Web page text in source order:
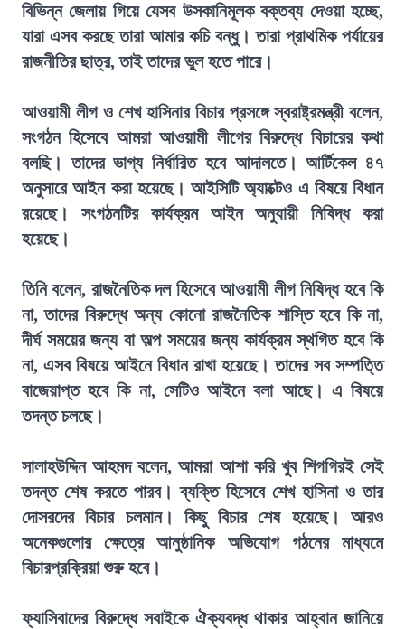
বিভিন্ন জেলায় গিয়ে যেসব উসকানিমূলক বক্তব্য দেওয়া হচ্ছে,
যারা এসব করছে তারা আমার কচি বন্ধু। তারা প্রাথমিক পর্যায়ের
রাজনীতির ছাত্র, তাই তাদের ভুল হতে পারে।
আওয়ামী লীগ ও শেখ হাসিনার বিচার প্রসঙ্গে স্বরাষ্ট্রমন্ত্রী বলেন,
সংগঠন হিসেবে আমরা আওয়ামী লীগের বিরুদ্ধে বিচারের কথা
বলছি। তাদের ভাগ্য নির্ধারিত হবে আদালতে। আর্টিকেল ৪৭
অনুসারে আইন করা হয়েছে। আইসিটি অ্যাক্টেও এ বিষয়ে বিধান
রয়েছে। সংগঠনটির কার্যক্রম আইন অনুযায়ী নিষিদ্ধ করা
হয়েছে।
তিনি বলেন, রাজনৈতিক দল হিসেবে আওয়ামী লীগ নিষিদ্ধ হবে কি
না, তাদের বিরুদ্ধে অন্য কোনো রাজনৈতিক শাস্তি হবে কি না,
দীর্ঘ সময়ের জন্য বা অল্প সময়ের জন্য কার্যক্রম স্থগিত হবে কি
না, এসব বিষয়ে আইনে বিধান রাখা হয়েছে। তাদের সব সম্পত্তি
বাজেয়াপ্ত হবে কি না, সেটিও আইনে বলা আছে। এ বিষয়ে
তদন্ত চলছে।
সালাহউদ্দিন আহমদ বলেন, আমরা আশা করি খুব শিগগিরই সেই
তদন্ত শেষ করতে পারব। ব্যক্তি হিসেবে শেখ হাসিনা ও তার
দোসরদের বিচার চলমান। কিছু বিচার শেষ হয়েছে। আরও
অনেকগুলোর ক্ষেত্রে আনুষ্ঠানিক অভিযোগ গঠনের মাধ্যমে
বিচারপ্রক্রিয়া শুরু হবে।
ফ্যাসিবাদের বিরুদ্ধে সবাইকে ঐক্যবদ্ধ থাকার আহ্বান জানিয়ে